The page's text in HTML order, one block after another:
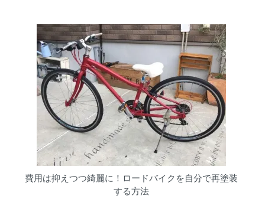
費用は抑えつつ綺麗に！ロードバイクを自分で再塗装
する方法